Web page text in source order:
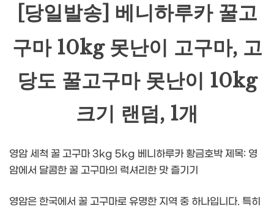
[당일발송] 베니하루카 꿀고
구마 10kg 못난이 고구마, 고
당도 꿀고구마 못난이 10kg
크기 랜덤, 1개
영암 세척 꿀 고구마 3kg 5kg 베니하루카 황금호박 제목: 영
암에서 달콤한 꿀 고구마의 럭셔리한 맛 즐기기
영암은 한국에서 꿀 고구마로 유명한 지역 중 하나입니다. 특히